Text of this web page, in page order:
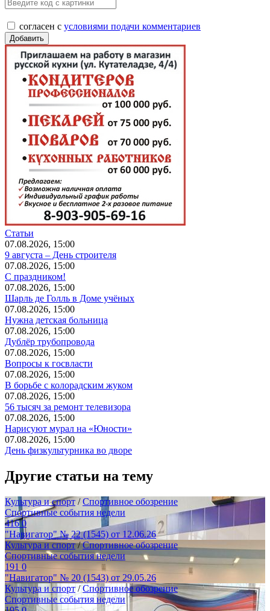
согласен с условиями подачи комментариев
Статьи
07.08.2026, 15:00
9 августа – День строителя
07.08.2026, 15:00
С праздником!
07.08.2026, 15:00
Шарль де Голль в Доме учёных
07.08.2026, 15:00
Нужна детская больница
07.08.2026, 15:00
Дублёр трубопровода
07.08.2026, 15:00
Вопросы к госвласти
07.08.2026, 15:00
В борьбе с колорадским жуком
07.08.2026, 15:00
56 тысяч за ремонт телевизора
07.08.2026, 15:00
Нарисуют мурал на «Юности»
07.08.2026, 15:00
День физкультурника во дворе
Другие статьи на тему
Культура и спорт /Спортивное обозрение
Спортивные события недели
4160
"Навигатор" № 22 (1545) от 12.06.26
Культура и спорт/Спортивное обозрение
Спортивные события недели
191 0
"Навигатор" № 20 (1543) от 29.05.26
Культура и спорт/Спортивное обозрение
Спортивные события недели